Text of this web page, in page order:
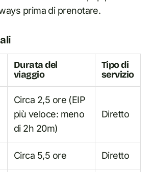
prima di prenotare.
Durata del
viaggio
Tipo di
servizio
Circa 2,5 ore (EIP
più veloce: meno
di 2h 20m)
Diretto
Circa 5,5 ore Diretto